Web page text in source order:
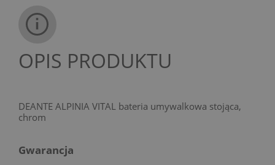
OPIS PRODUKTU
DEANTE ALPINIA VITAL bateria umywalkowa stojąca,
chrom
Gwarancja